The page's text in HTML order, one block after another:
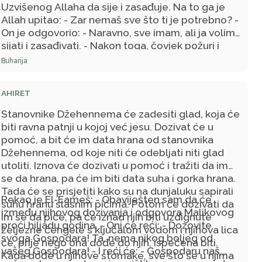
Gospodar će mu odgovoriti: - Jesam. Veličinom
oprosta Moga dospio si na ovaj stepen. - U tom
će ih natkriti oblak iznad njih, te će pasti ugodna
kiša, čiji miris ni sa čim uporediti ne mogu.
Uzvišenog Allaha da sije i zasađuje. Na to ga je
Allah upitao: - Zar nemaš sve što ti je potrebno? -
On je odgovorio: - Naravno, sve imam, ali ja volim
sijati i zasađivati. - Nakon toga, čovjek požuri i
posija i za treptaj oka sjeme proklija, izniknu i
Eto ti, sine Ademov, to te, uistinu, neće zasititi. -
Na to onaj beduin reče: - Allahov Poslaniče, taj
mora da je Kurejšija ili ensarija, koji su
zemljoradnici. Mi nismo poput njih. - Tada se
Allahov Poslanik, s.a.v.s., nasmijao.
Buharija
AHIRET
Stanovnike Džehennema će zadesiti glad, koja će
biti ravna patnji u kojoj već jesu. Dozivat će u
pomoć, a bit će im data hrana od stanovnika
Džehennema, od koje niti će odebljati niti glad
utoliti. Iznova će dozivati u pomoć i tražiti da im
se da hrana, pa će im biti data suha i gorka hrana.
Tada će se prisjetiti kako su na dunjaluku sapirali
suhu hranu slasnim pićima. Potom će dozivati da
im se da piće, pa će iznad njih biti uzdignute
željezne čengele s ključalom vodom i njihova lica
će, prije nego ona dođe do njih, ispečena biti.
Kada dođe u njihove stomake, sve što se u njima
Rekao je El-Eameš: - Obaviješten sam da će
između njihovog dozivanja i odgovora Malikovog
proći hiljadu godina. - Oni će reći: - Dozovite
svoga Gospodara! Ta, nema nikog boljeg od
vašeg Gospodara! - I reći će: - Gospodaru naš,